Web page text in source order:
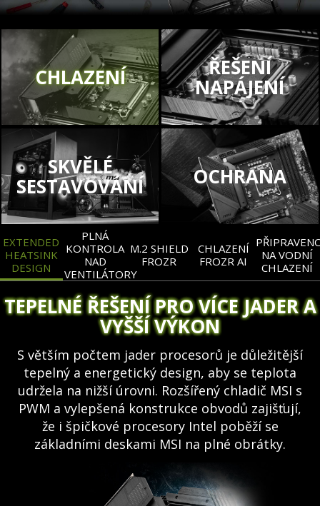
CHLAZENÍ ŘEŠENÍ
NAPÁJENÍ
SKVĚLÉ
SESTAVOVÁNÍ OCHRANA
EXTENDED
HEATSINK
DESIGN
PLNÁ
KONTROLA
NAD
VENTILÁTORY
M.2 SHIELD
FROZR
CHLAZENÍ
FROZR AI
NA VODNÍ
CHLAZENÍ
TEPELNÉ ŘEŠENÍ PRO VÍCE JADER A
VYŠŠÍ VÝKON
S větším počtem jader procesorů je důležitější
tepelný a energetický design, aby se teplota
udržela na nižší úrovni. Rozšířený chladič MSI s
PWM a vylepšená konstrukce obvodů zajišťují,
že i špičkové procesory Intel poběží se
základními deskami MSI na plné obrátky.